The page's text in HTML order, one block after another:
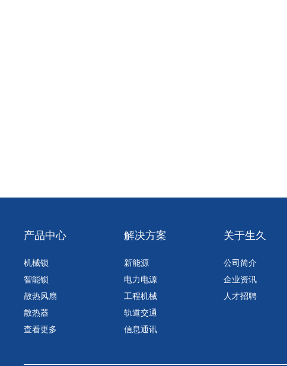
产品中心
机械锁
智能锁
散热风扇
散热器
查看更多
解决方案
新能源
电力电源
工程机械
轨道交通
信息通讯
关于生久
公司简介
企业资讯
人才招聘